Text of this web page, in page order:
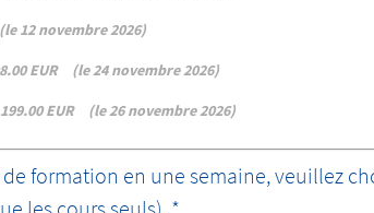
le 12 novembre 2026
EUR le 24 novembre 2026
199.00 EUR le 26 novembre 2026
formation en une semaine, veuillez